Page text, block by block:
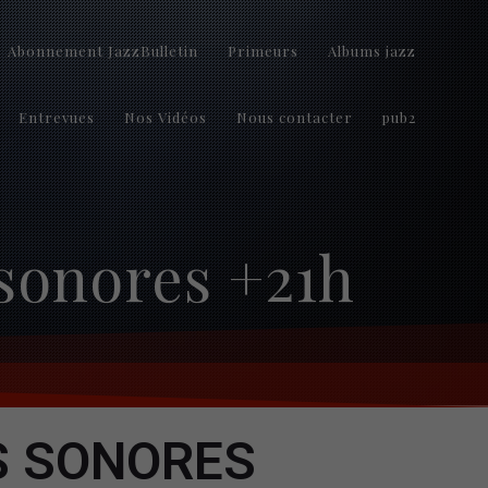
Abonnement JazzBulletin Primeurs Albums jazz
Entrevues Nos Vidéos Nous contacter pub2
+21h